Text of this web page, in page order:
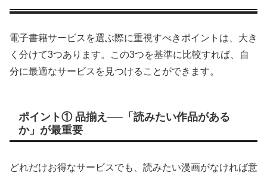
電子書籍サービスを選ぶ際に重視すべきポイントは、大き
く分けて3つあります。この3つを基準に比較すれば、自
分に最適なサービスを見つけることができます。
ポイント① 品揃え──「読みたい作品がある
か」が最重要
どれだけお得なサービスでも、読みたい漫画がなければ意